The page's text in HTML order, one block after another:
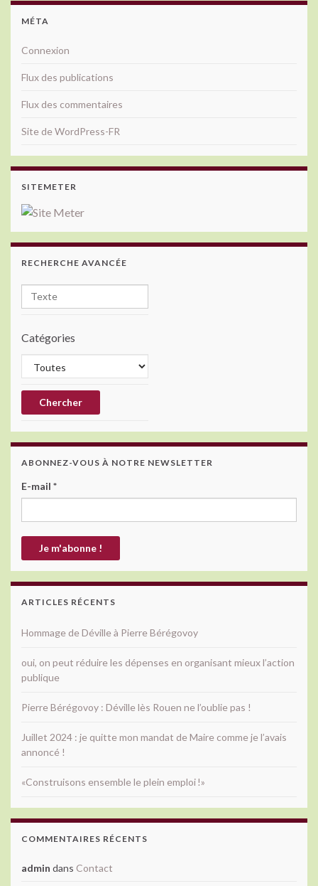
MÉTA
Connexion
Flux des publications
Flux des commentaires
Site de WordPress-FR
SITEMETER
RECHERCHE AVANCÉE
Catégories
ABONNEZ-VOUS À NOTRE NEWSLETTER
E-mail *
ARTICLES RÉCENTS
Hommage de Déville à Pierre Bérégovoy
oui, on peut réduire les dépenses en organisant mieux l’action
publique
Pierre Bérégovoy : Déville lès Rouen ne l’oublie pas !
Juillet 2024 : je quitte mon mandat de Maire comme je l’avais
annoncé !
«Construisons ensemble le plein emploi !»
COMMENTAIRES RÉCENTS
admin dans Contact